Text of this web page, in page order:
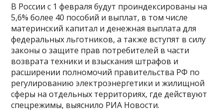
В России с 1 февраля будут проиндексированы на
5,6% более 40 пособий и выплат, в том числе
материнский капитал и денежная выплата для
федеральных льготников, а также вступят в силу
законы о защите прав потребителей в части
возврата техники и взыскания штрафов и
расширении полномочий правительства РФ по
регулированию электроэнергетики и жилищной
сферы на отдельных территориях, где действуют
спецрежимы, выяснило РИА Новости.